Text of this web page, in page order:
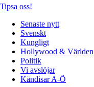
Tipsa oss!
Senaste nytt
Svenskt
Kungligt
Hollywood & Världen
Politik
Vi avslöjar
Kändisar A-Ö